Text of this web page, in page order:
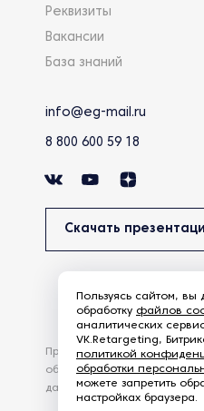
Реквизиты
Вакансии
База знаний
info@eg-mail.ru
8 800 600 59 18
Скачать
Продолжая использовать
обработку файлов Cookies
данных, в соответствии с
Пользуясь сайтом, вы
обработку файлов
аналитических
VK.Retargeting,
политикой
обработки
можете запретить
настройках браузера.